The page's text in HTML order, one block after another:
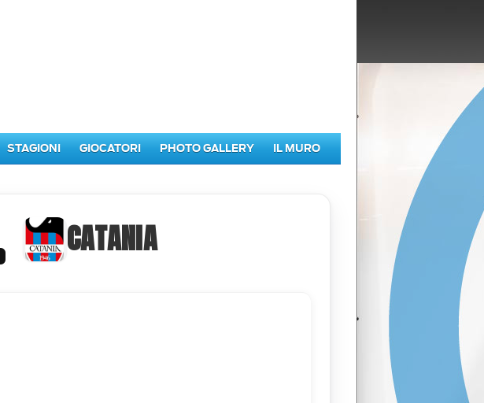
STAGIONI GIOCATORI PHOTO GALLERY IL MURO
CATANIA